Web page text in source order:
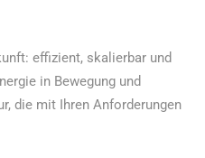
effizient, skalierbar und
in Bewegung und
die mit Ihren Anforderungen